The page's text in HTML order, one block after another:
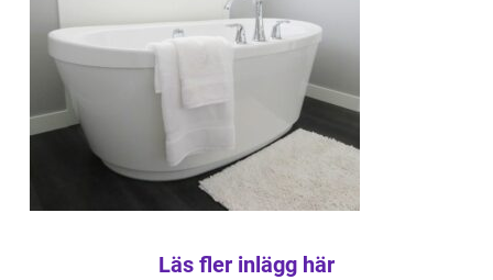
Läs fler inlägg här